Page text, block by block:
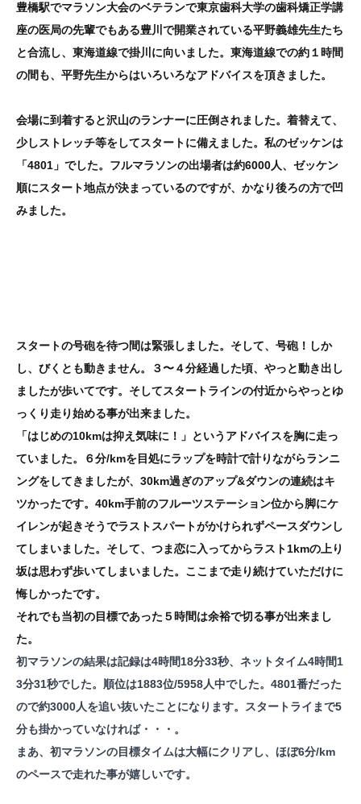
豊橋駅でマラソン大会のベテランで東京歯科大学の歯科矯正学講
座の医局の先輩でもある豊川で開業されている平野義雄先生たち
と合流し、東海道線で掛川に向いました。東海道線での約１時間
の間も、平野先生からはいろいろなアドバイスを頂きました。
会場に到着すると沢山のランナーに圧倒されました。着替えて、
少しストレッチ等をしてスタートに備えました。私のゼッケンは
「4801」でした。フルマラソンの出場者は約6000人、ゼッケン
順にスタート地点が決まっているのですが、かなり後ろの方で凹
みました。
スタートの号砲を待つ間は緊張しました。そして、号砲！しか
し、びくとも動きません。３〜４分経過した頃、やっと動き出し
ましたが歩いてです。そしてスタートラインの付近からやっとゆ
っくり走り始める事が出来ました。
「はじめの10kmは抑え気味に！」というアドバイスを胸に走っ
ていました。６分/kmを目処にラップを時計で計りながらランニ
ングをしてきましたが、30km過ぎのアップ&ダウンの連続はキ
ツかったです。40km手前のフルーツステーション位から脚にケ
イレンが起きそうでラストスパートがかけられずペースダウンし
てしまいました。そして、つま恋に入ってからラスト1kmの上り
坂は思わず歩いてしまいました。ここまで走り続けていただけに
悔しかったです。
それでも当初の目標であった５時間は余裕で切る事が出来まし
た。
初マラソンの結果は記録は4時間18分33秒、ネットタイム4時間1
3分31秒でした。順位は1883位/5958人中でした。4801番だった
ので約3000人を追い抜いたことになります。スタートライまで5
分も掛かっていなければ・・・。
まあ、初マラソンの目標タイムは大幅にクリアし、ほぼ6分/km
のペースで走れた事が嬉しいです。